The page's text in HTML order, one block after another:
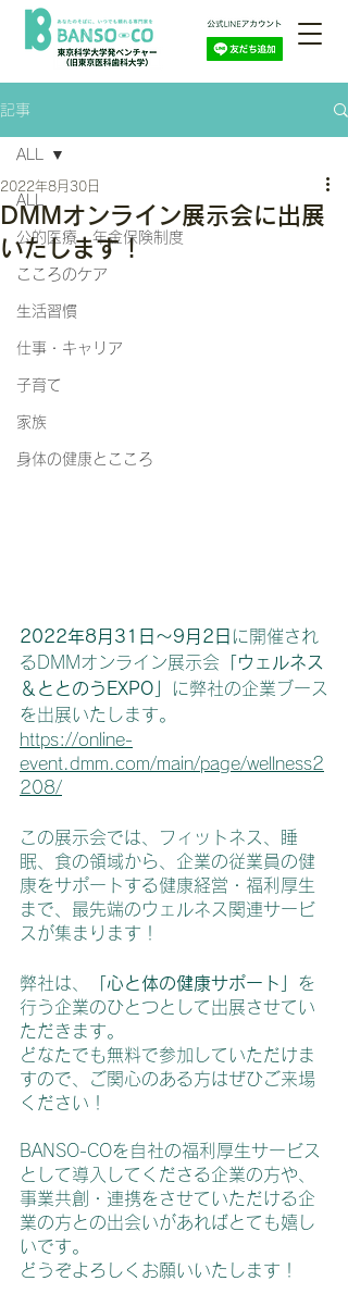
記事
ALL
公的医療・年金保険制度
こころのケア
生活習慣
仕事・キャリア
子育て
家族
身体の健康とこころ
ALL
DMMオンライン展示会に出展
いたします！
2022年8月30日
2022年8月31日〜9月2日 に開催され
るDMMオンライン展示会 「ウェルネス
＆ととのうEXPO」
に弊社の企業ブース
を出展いたします。
https://online-
event.dmm.com/main/page/wellness2
208/
この展示会では、フィットネス、睡
眠、食の領域から、企業の従業員の健
康をサポートする健康経営・福利厚生
まで、最先端のウェルネス関連サービ
スが集まります！
弊社は、 「心と体の健康サポート」 を
行う企業のひとつとして出展させてい
ただきます。
どなたでも無料で参加していただけま
すので、ご関心のある方はぜひご来場
ください！
BANSO-COを自社の福利厚生サービス
として導入してくださる企業の方や、
事業共創・連携をさせていただける企
業の方との出会いがあればとても嬉し
いです。
どうぞよろしくお願いいたします！